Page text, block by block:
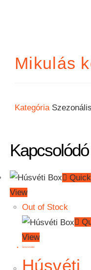
Quick
View
Out of Stock
View
Szezonális
Húsvéti
Mikulás
Kategória Szezonális